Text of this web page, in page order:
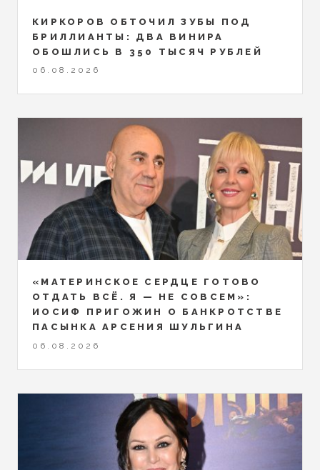
КИРКОРОВ ОБТОЧИЛ ЗУБЫ ПОД
БРИЛЛИАНТЫ: ДВА ВИНИРА
ОБОШЛИСЬ В 350 ТЫСЯЧ РУБЛЕЙ
06.08.2026
«МАТЕРИНСКОЕ СЕРДЦЕ ГОТОВО
ОТДАТЬ ВСЁ. Я — НЕ СОВСЕМ»:
ИОСИФ ПРИГОЖИН О БАНКРОТСТВЕ
ПАСЫНКА АРСЕНИЯ ШУЛЬГИНА
06.08.2026